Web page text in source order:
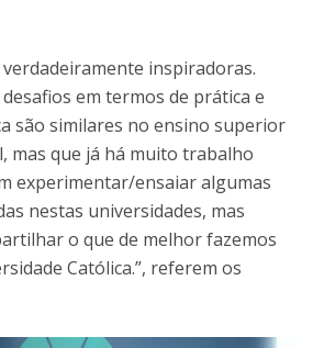
inspiradoras.
em termos de prática e
são similares no ensino superior
mas que já há muito trabalho
experimentar/ensaiar algumas
nestas universidades, mas
o que de melhor fazemos
Católica.”, referem os